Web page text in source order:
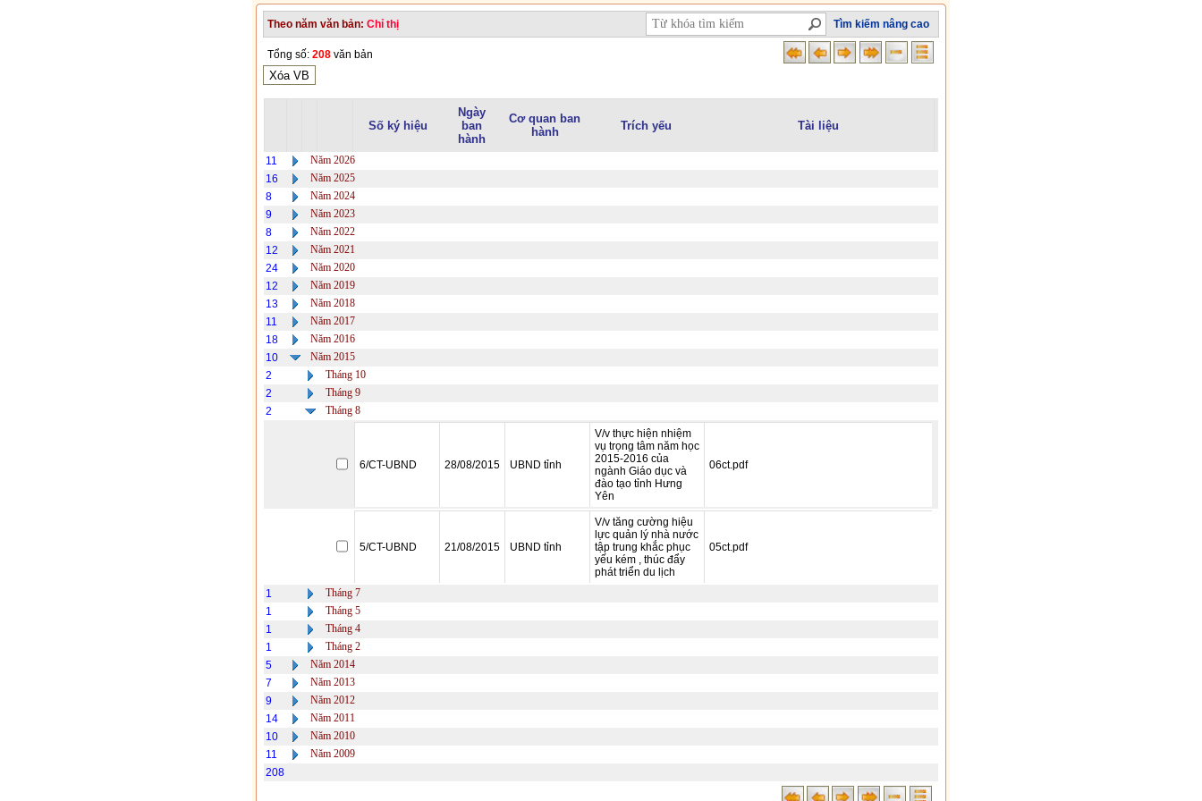
Theo năm văn bản: Chỉ thị Tìm kiếm nâng cao
Tổng số: 208 văn bản
Số ký hiệu
Ngày
ban
hành
Cơ quan ban
hành
Trích yếu Tài liệu
11
Năm 2026
16
Năm 2025
8
Năm 2024
9
Năm 2023
8
Năm 2022
12
Năm 2021
24
Năm 2020
12
Năm 2019
13
Năm 2018
11
Năm 2017
18
Năm 2016
10
Năm 2015
2
Tháng 10
2
Tháng 9
2
Tháng 8
6/CT-UBND 28/08/2015 UBND tỉnh
V/v thực hiện nhiệm
vụ trọng tâm năm học
2015-2016 của
ngành Giáo dục và
đào tạo tỉnh Hưng
Yên
06ct.pdf
5/CT-UBND 21/08/2015 UBND tỉnh
V/v tăng cường hiệu
lực quản lý nhà nước
tập trung khắc phục
yếu kém , thúc đẩy
phát triển du lịch
05ct.pdf
1
Tháng 7
1
Tháng 5
1
Tháng 4
1
Tháng 2
5
Năm 2014
7
Năm 2013
9
Năm 2012
14
Năm 2011
10
Năm 2010
11
Năm 2009
208